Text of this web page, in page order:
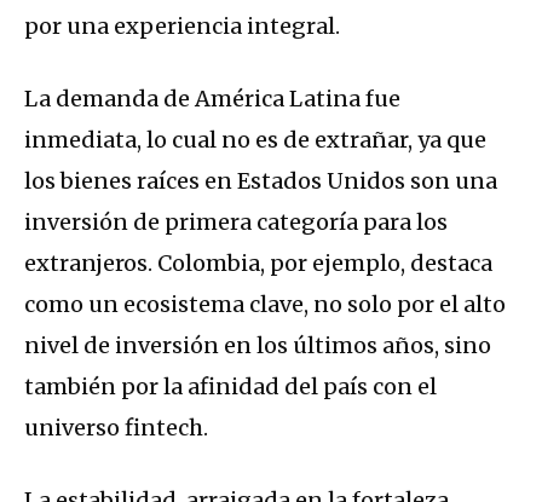
por una experiencia integral.
La demanda de América Latina fue
inmediata, lo cual no es de extrañar, ya que
los bienes raíces en Estados Unidos son una
inversión de primera categoría para los
extranjeros. Colombia, por ejemplo, destaca
como un ecosistema clave, no solo por el alto
nivel de inversión en los últimos años, sino
también por la afinidad del país con el
universo fintech.